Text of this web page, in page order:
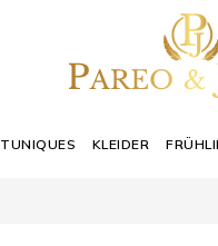
TUNIQUES KLEIDER